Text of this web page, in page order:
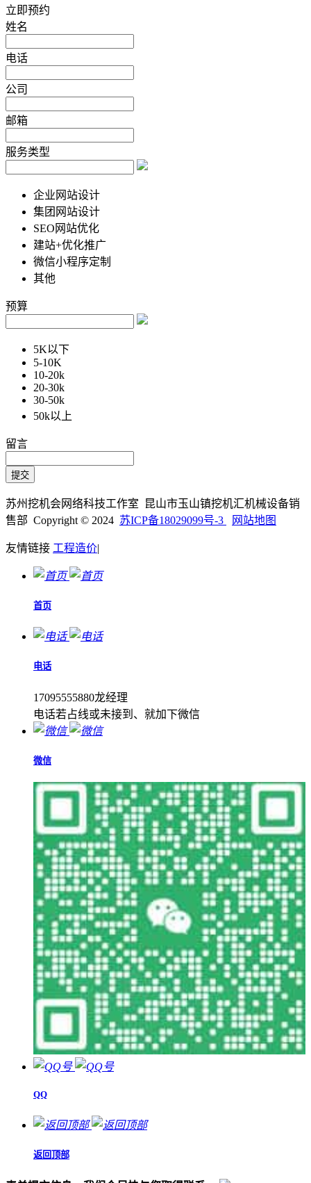
立即预约
姓名
电话
公司
邮箱
服务类型
企业网站设计
集团网站设计
SEO网站优化
建站+优化推广
微信小程序定制
其他
预算
5K以下
5-10K
10-20k
20-30k
30-50k
50k以上
留言
苏州挖机会网络科技工作室 昆山市玉山镇挖机汇机械设备销
售部 Copyright © 2024 苏ICP备18029099号-3 网站地图
友情链接 工程造价|
首页
电话
17095555880龙经理
电话若占线或未接到、就加下微信
微信
QQ
返回顶部